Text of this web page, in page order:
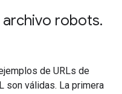
archivo robots.
de URLs de
son válidas. La primera